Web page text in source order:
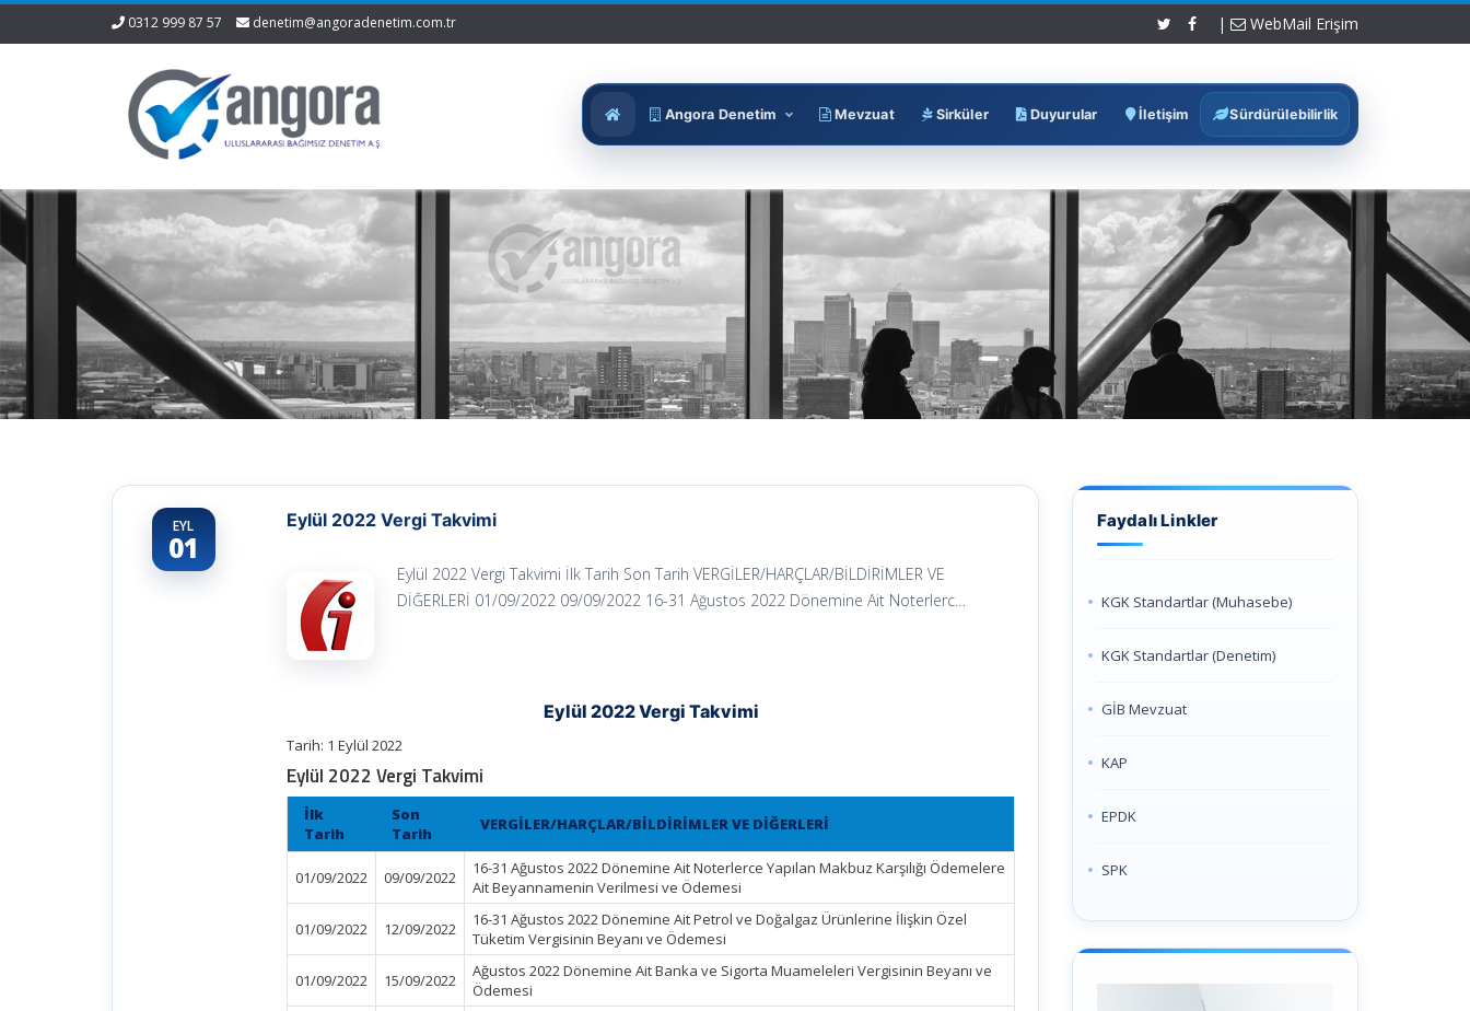
0312 999 87 57 denetim@angoradenetim.com.tr | WebMail Erişim
Angora Denetim Mevzuat Sirküler Duyurular İletişim Sürdürülebilirlik
EYL
01
Eylül 2022 Vergi Takvimi
Eylül 2022 Vergi Takvimi İlk Tarih Son Tarih VERGİLER/HARÇLAR/BİLDİRİMLER VE
DİĞERLERİ 01/09/2022 09/09/2022 16-31 Ağustos 2022 Dönemine Ait Noterlerc…
Eylül 2022 Vergi Takvimi
Tarih: 1 Eylül 2022
Eylül 2022 Vergi Takvimi
İlk
Tarih
Son
Tarih
VERGİLER/HARÇLAR/BİLDİRİMLER VE DİĞERLERİ
01/09/2022 09/09/2022
16-31 Ağustos 2022 Dönemine Ait Noterlerce Yapılan Makbuz Karşılığı Ödemelere
Ait Beyannamenin Verilmesi ve Ödemesi
01/09/2022 12/09/2022
16-31 Ağustos 2022 Dönemine Ait Petrol ve Doğalgaz Ürünlerine İlişkin Özel
Tüketim Vergisinin Beyanı ve Ödemesi
01/09/2022 15/09/2022
Ağustos 2022 Dönemine Ait Banka ve Sigorta Muameleleri Vergisinin Beyanı ve
Ödemesi
Faydalı Linkler
KGK Standartlar (Muhasebe)
KGK Standartlar (Denetim)
GİB Mevzuat
KAP
EPDK
SPK